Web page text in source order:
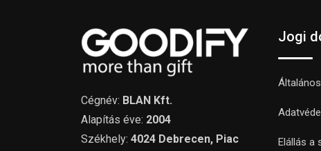
Cégnév: BLAN Kft.
Alapítás éve: 2004
Székhely: 4024 Debrecen, Piac
Jogi
Elállás a